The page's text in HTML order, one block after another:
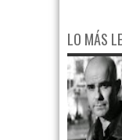
LO MÁS